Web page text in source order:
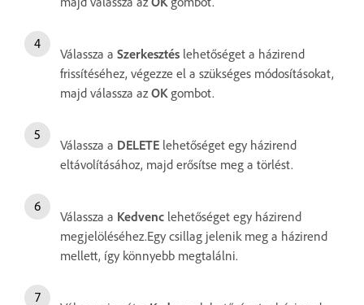
Válassza a Szerkesztés lehetőséget a házirend
frissítéséhez, végezze el a szükséges módosításokat,
majd válassza az OK gombot.
Válassza a DELETE lehetőséget egy házirend
eltávolításához, majd erősítse meg a törlést.
Válassza a Kedvenc lehetőséget egy házirend
megjelöléséhez.Egy csillag jelenik meg a házirend
mellett, így könnyebb megtalálni.